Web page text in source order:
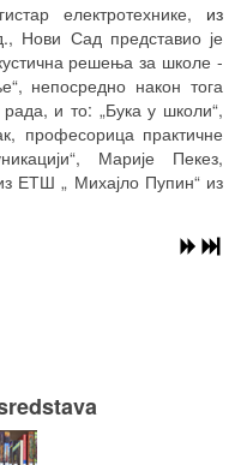
електротехнике,
из
Нови Сад представио је
решења за школе -
непосредно након тога
и то: „Бука у школи“,
професорица практичне
Марије Пекез,
ЕТШ „ Михајло Пупин“ из